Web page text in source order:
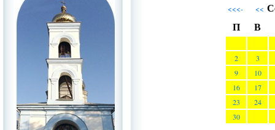
<<<- <<
П
В
2
3
9
10
16
17
23
24
30